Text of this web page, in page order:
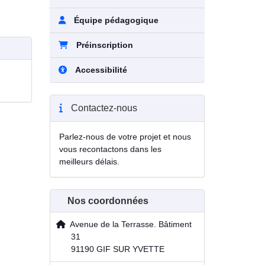
Équipe pédagogique
Préinscription
Accessibilité
Contactez-nous
Parlez-nous de votre projet et nous
vous recontactons dans les
meilleurs délais.
Nos coordonnées
Avenue de la Terrasse. Bâtiment
31
91190 GIF SUR YVETTE